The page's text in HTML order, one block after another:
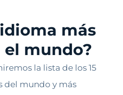
más
el mundo?
la lista de los 15
del mundo y más